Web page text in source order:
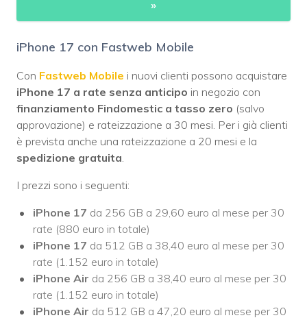
»
iPhone 17 con Fastweb Mobile
Con Fastweb Mobile i nuovi clienti possono acquistare
iPhone 17 a rate senza anticipo in negozio con
finanziamento Findomestic a tasso zero (salvo
approvazione) e rateizzazione a 30 mesi. Per i già clienti
è prevista anche una rateizzazione a 20 mesi e la
spedizione gratuita.
I prezzi sono i seguenti:
iPhone 17 da 256 GB a 29,60 euro al mese per 30
rate (880 euro in totale)
iPhone 17 da 512 GB a 38,40 euro al mese per 30
rate (1.152 euro in totale)
iPhone Air da 256 GB a 38,40 euro al mese per 30
rate (1.152 euro in totale)
iPhone Air da 512 GB a 47,20 euro al mese per 30